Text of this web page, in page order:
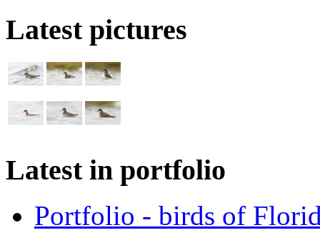
Latest pictures
Latest in portfolio
Portfolio - birds of